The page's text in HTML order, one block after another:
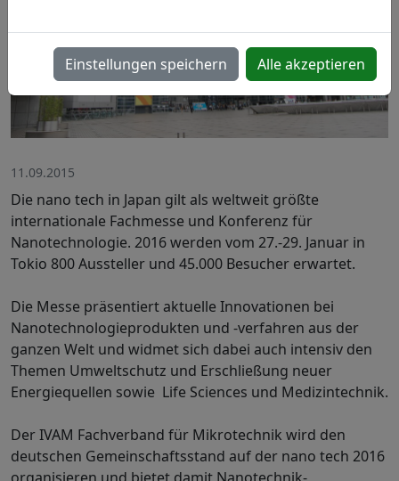
11.09.2015
Die nano tech in Japan gilt als weltweit größte
internationale Fachmesse und Konferenz für
Nanotechnologie. 2016 werden vom 27.-29. Januar in
Tokio 800 Aussteller und 45.000 Besucher erwartet.
Die Messe präsentiert aktuelle Innovationen bei
Nanotechnologieprodukten und -verfahren aus der
ganzen Welt und widmet sich dabei auch intensiv den
Themen Umweltschutz und Erschließung neuer
Energiequellen sowie Life Sciences und Medizintechnik.
Der IVAM Fachverband für Mikrotechnik wird den
deutschen Gemeinschaftsstand auf der nano tech 2016
Einstellungen speichern Alle akzeptieren